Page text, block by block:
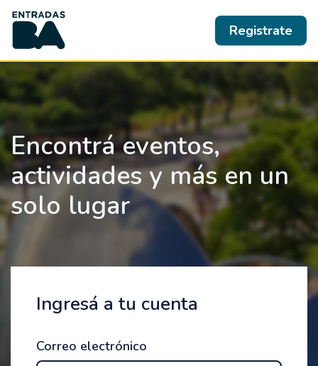
Registrate
Encontrá eventos,
actividades y más en un
solo lugar
Ingresá a tu cuenta
Correo electrónico